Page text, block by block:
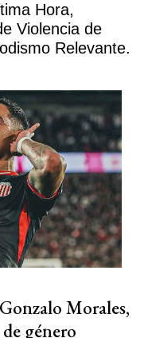
Hora,
Violencia de
Relevante.
Morales,
género